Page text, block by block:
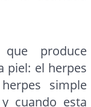
produce
piel: el herpes
simple
cuando esta